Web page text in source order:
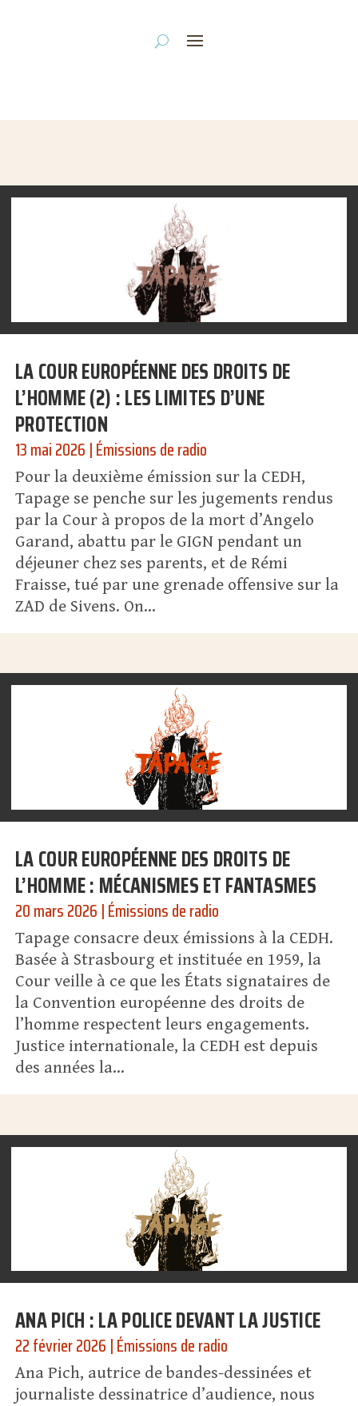
LA COUR EUROPÉENNE DES DROITS DE
L’HOMME (2) : LES LIMITES D’UNE
PROTECTION
13 mai 2026 |Émissions de radio
Pour la deuxième émission sur la CEDH,
Tapage se penche sur les jugements rendus
par la Cour à propos de la mort d’Angelo
Garand, abattu par le GIGN pendant un
déjeuner chez ses parents, et de Rémi
Fraisse, tué par une grenade offensive sur la
ZAD de Sivens. On...
LA COUR EUROPÉENNE DES DROITS DE
L’HOMME : MÉCANISMES ET FANTASMES
20 mars 2026 |Émissions de radio
Tapage consacre deux émissions à la CEDH.
Basée à Strasbourg et instituée en 1959, la
Cour veille à ce que les États signataires de
la Convention européenne des droits de
l’homme respectent leurs engagements.
Justice internationale, la CEDH est depuis
des années la...
ANA PICH : LA POLICE DEVANT LA JUSTICE
22 février 2026 |Émissions de radio
Ana Pich, autrice de bandes-dessinées et
journaliste dessinatrice d’audience, nous